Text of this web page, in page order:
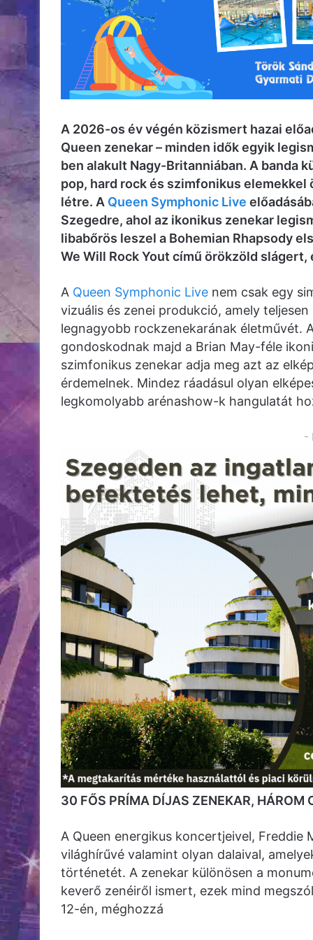
A 2026-os év végén közismert hazai
Queen zenekar – minden idők egyik
ben alakult Nagy-Britanniában. A banda
pop, hard rock és szimfonikus
létre. A Queen Symphonic Live
Szegedre, ahol az ikonikus zenekar
libabőrös leszel a Bohemian Rhapsody
We Will Rock Yout című örökzöld
A Queen Symphonic Live nem csak egy
vizuális és zenei produkció, amely
legnagyobb rockzenekarának életművét.
gondoskodnak majd a Brian May-féle
szimfonikus zenekar adja meg azt az
érdemelnek. Mindez ráadásul olyan
legkomolyabb arénashow-k hangulatát
-
30 FŐS PRÍMA DÍJAS ZENEKAR, HÁROM
A Queen energikus koncertjeivel,
világhírűvé valamint olyan dalaival,
történetét. A zenekar különösen a
keverő zenéiről ismert, ezek mind
12-én, méghozzá